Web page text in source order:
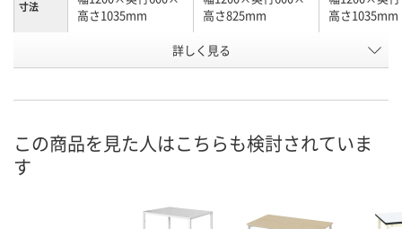
寸法
高さ1035mm
高さ825mm
高さ1035mm
X888500 X888690
8月24日（月）まで
カゴへ カゴへ カ
詳しく見る
この商品を見た人はこちらも検討されていま
す